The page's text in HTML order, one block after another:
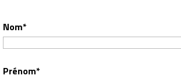
Nom*
Prénom*